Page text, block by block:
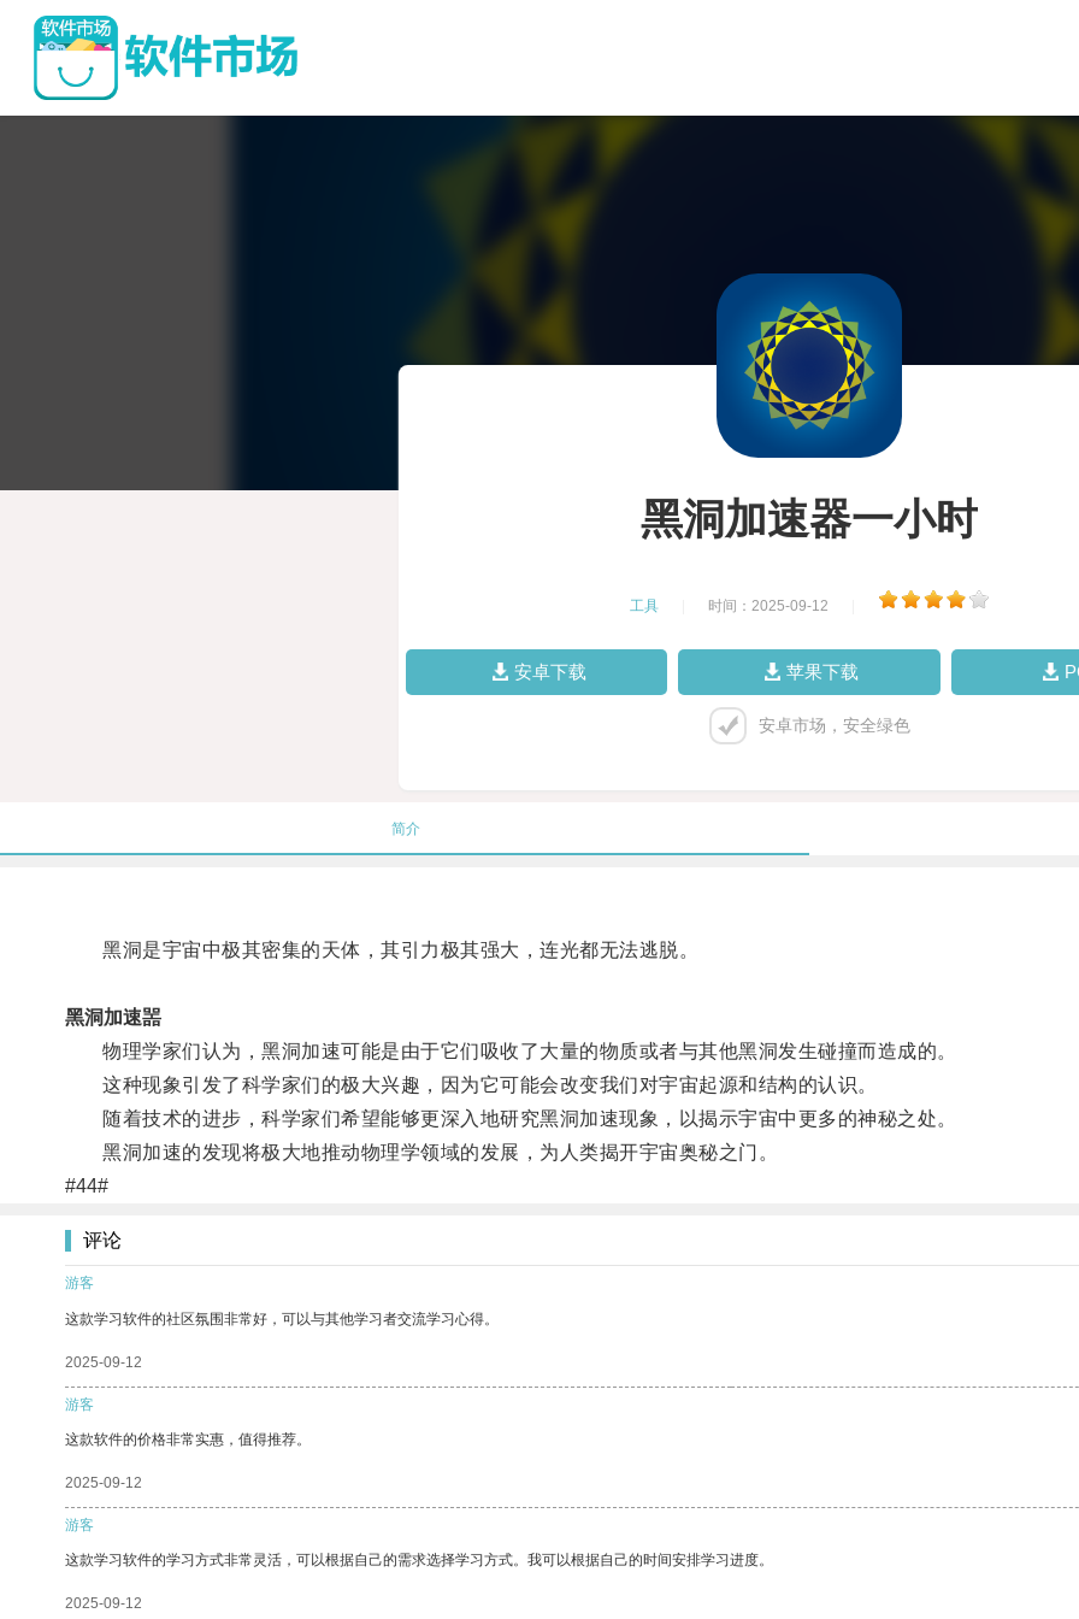
黑洞加速器一小时
工具 时间：2025-09-12
安卓下载 苹果下载
安卓市场，安全绿色
简介
黑洞是宇宙中极其密集的天体，其引力极其强大，连光都无法逃脱。
黑洞加速噐
物理学家们认为，黑洞加速可能是由于它们吸收了大量的物质或者与其他黑洞发生碰撞而造成的。
这种现象引发了科学家们的极大兴趣，因为它可能会改变我们对宇宙起源和结构的认识。
随着技术的进步，科学家们希望能够更深入地研究黑洞加速现象，以揭示宇宙中更多的神秘之处。
黑洞加速的发现将极大地推动物理学领域的发展，为人类揭开宇宙奥秘之门。
#44#
评论
游客
这款学习软件的社区氛围非常好，可以与其他学习者交流学习心得。
2025-09-12
游客
这款软件的价格非常实惠，值得推荐。
2025-09-12
游客
这款学习软件的学习方式非常灵活，可以根据自己的需求选择学习方式。我可以根据自己的时间安排学习进度。
2025-09-12